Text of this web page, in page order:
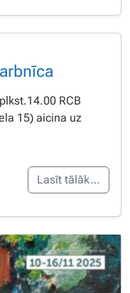
RCB
15) aicina uz
Lasīt tālāk…